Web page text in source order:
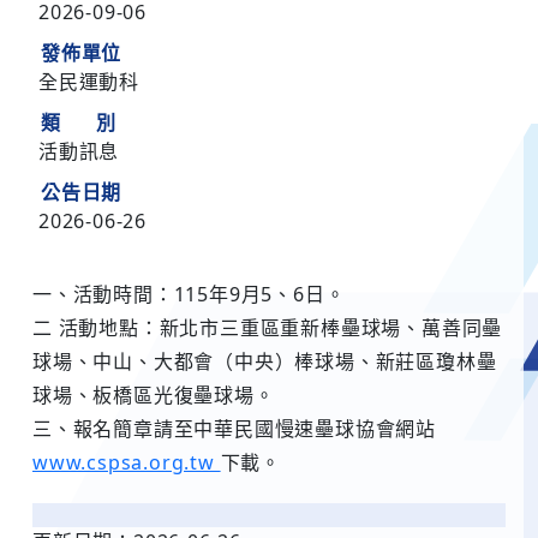
2026-09-06
發佈單位
全民運動科
類 別
活動訊息
公告日期
2026-06-26
一、活動時間：115年9月5、6日。
二 活動地點：新北市三重區重新棒壘球場、萬善同壘
球場、中山、大都會（中央）棒球場、新莊區瓊林壘
球場、板橋區光復壘球場。
三、報名簡章請至中華民國慢速壘球協會網站
www.cspsa.org.tw 下載。